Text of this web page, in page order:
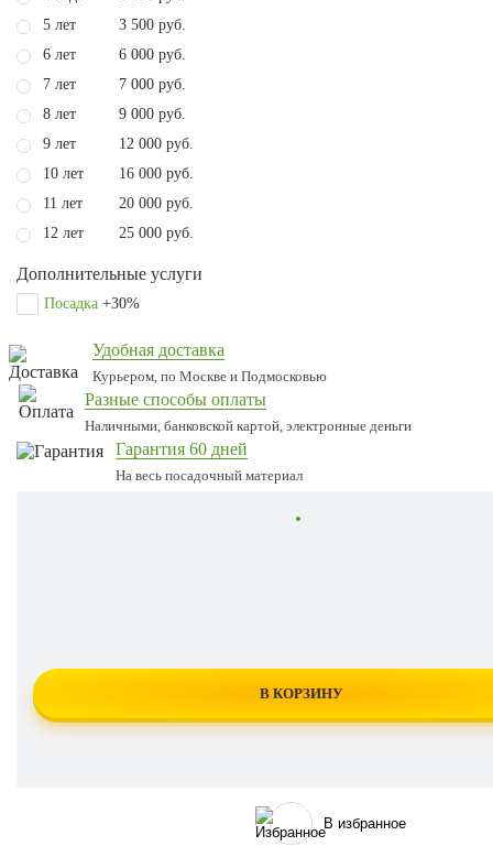
5 лет
3 500 руб.
6 лет
6 000 руб.
7 лет
7 000 руб.
8 лет
9 000 руб.
9 лет
12 000 руб.
10 лет
16 000 руб.
11 лет
20 000 руб.
12 лет
25 000 руб.
Дополнительные услуги
Посадка +30%
Удобная доставка
Курьером, по Москве и Подмосковью
Разные способы оплаты
Наличными, банковской картой, электронные деньги
Гарантия 60 дней
На весь посадочный материал
В КОРЗИНУ
В избранное